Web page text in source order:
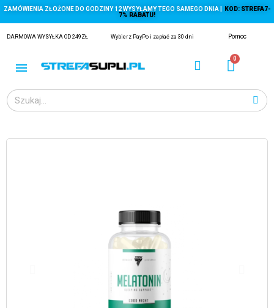
ZAMÓWIENIA ZŁOŻONE DO GODZINY 12 WYSYŁAMY TEGO SAMEGO DNIA |
KOD: STREFA7-
7% RABATU!
DARMOWA WYSYŁKA OD 249ZŁ Wybierz PayPo i zapłać za 30 dni Pomoc